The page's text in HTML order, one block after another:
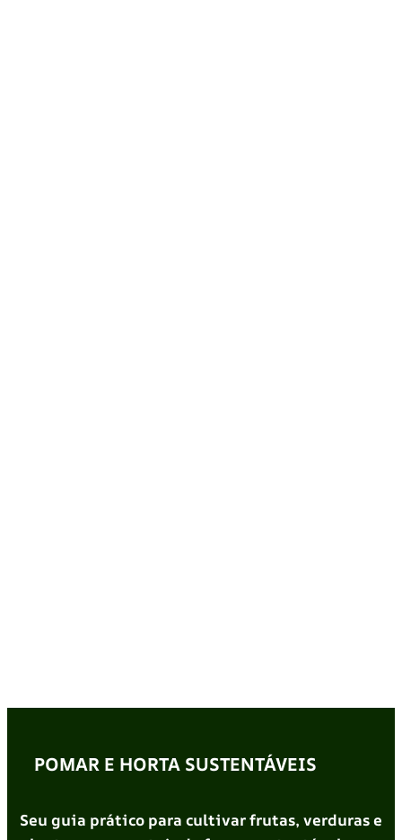
POMAR E HORTA SUSTENTÁVEIS
Seu guia prático para cultivar frutas, verduras e